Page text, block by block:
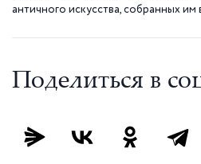
античного искусства, собранных
Поделиться в